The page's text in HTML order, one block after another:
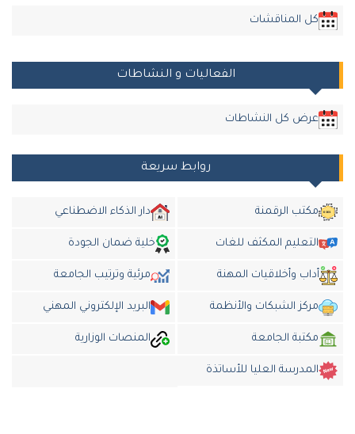
كل المناقشات
الفعاليات و النشاطات
عرض كل النشاطات
روابط سريعة
مكتب الرقمنة دار الذكاء الاضطناعي
التعليم المكثف للغات خلية ضمان الجودة
وأخلاقيات المهنة مرئية وترتيب الجامعة
مركز الشبكات والأنظمة البريد الإلكتروني المهني
مكتبة الجامعة المنصات الوزارية
المدرسة العليا للأساتذة